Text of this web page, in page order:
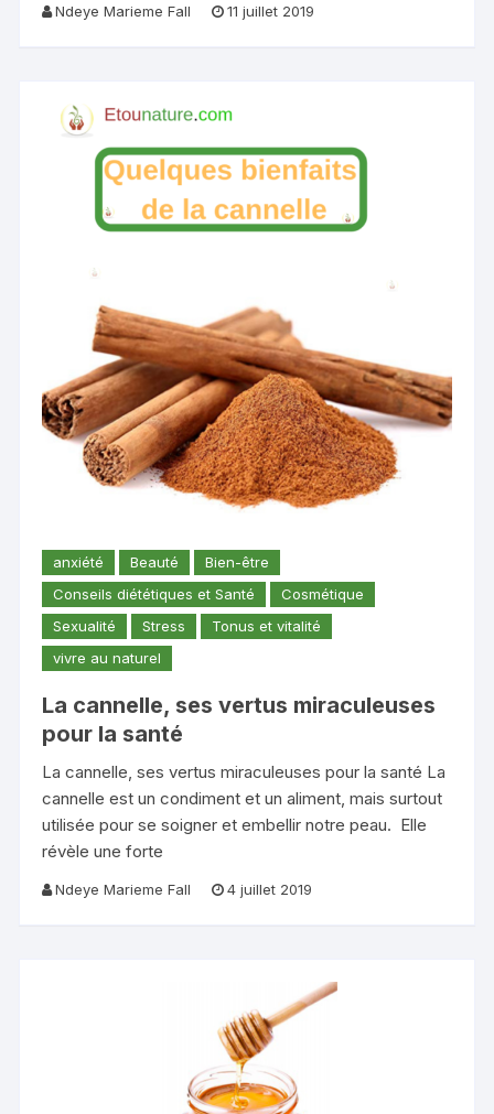
Ndeye Marieme Fall 11 juillet 2019
anxiété Beauté
Bien-être
Conseils diététiques et Santé
Cosmétique
Sexualité
Stress
Tonus et vitalité
vivre au naturel
La cannelle, ses vertus miraculeuses
pour la santé
La cannelle, ses vertus miraculeuses pour la santé La
cannelle est un condiment et un aliment, mais surtout
utilisée pour se soigner et embellir notre peau. Elle
révèle une forte
Ndeye Marieme Fall 4 juillet 2019